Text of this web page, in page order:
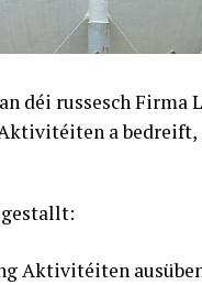
déi russesch Firma
a bedreift,
gestallt:
Aktivitéiten